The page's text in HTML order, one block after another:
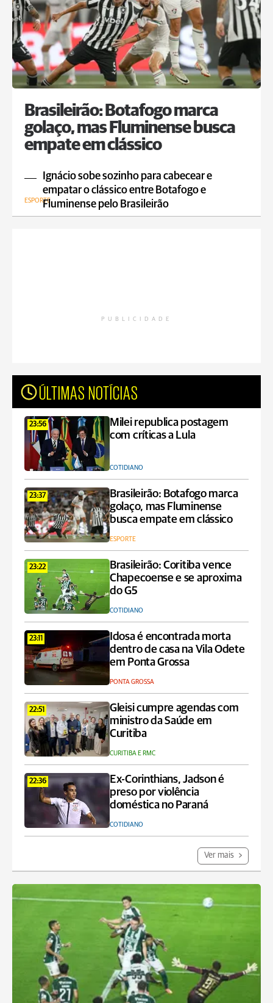
Brasileirão: Botafogo marca
golaço, mas Fluminense busca
empate em clássico
Ignácio sobe sozinho para cabecear e
empatar o clássico entre Botafogo e
Fluminense pelo Brasileirão
ESPORTE
PUBLICIDADE
ÚLTIMAS NOTÍCIAS
23:56
Milei republica postagem
com críticas a Lula
COTIDIANO
23:37
Brasileirão: Botafogo marca
golaço, mas Fluminense
busca empate em clássico
ESPORTE
23:22
Brasileirão: Coritiba vence
Chapecoense e se aproxima
do G5
COTIDIANO
23:11
Idosa é encontrada morta
dentro de casa na Vila Odete
em Ponta Grossa
PONTA GROSSA
22:51
Gleisi cumpre agendas com
ministro da Saúde em
Curitiba
CURITIBA E RMC
22:36
Ex-Corinthians, Jadson é
preso por violência
doméstica no Paraná
COTIDIANO
Ver mais